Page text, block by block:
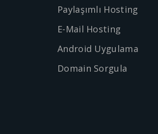
Paylaşımlı Hosting
E-Mail Hosting
Android Uygulama
Domain Sorgula